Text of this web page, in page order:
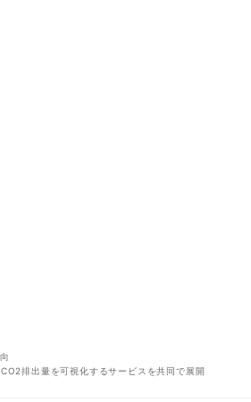
排出量を可視化するサービスを共同で展開